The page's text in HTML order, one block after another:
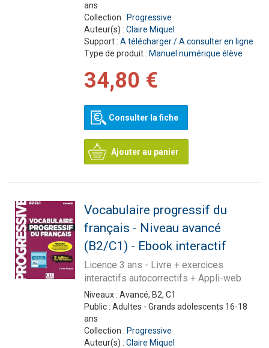
ans
Collection : Progressive
Auteur(s) : Claire Miquel
Support : A télécharger / A consulter en ligne
Type de produit : Manuel numérique élève
34,80 €
Consulter la fiche
Ajouter au panier
Vocabulaire progressif du
français - Niveau avancé
(B2/C1) - Ebook interactif
Licence 3 ans - Livre + exercices
interactifs autocorrectifs + Appli-web
Niveaux : Avancé, B2, C1
Public : Adultes - Grands adolescents 16-18
ans
Collection : Progressive
Auteur(s) : Claire Miquel